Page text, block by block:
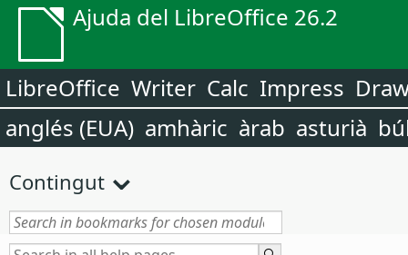
Ajuda del LibreOffice 26.2
LibreOffice Writer Calc Impress
anglés (EUA) amhàric àrab asturià
Contingut